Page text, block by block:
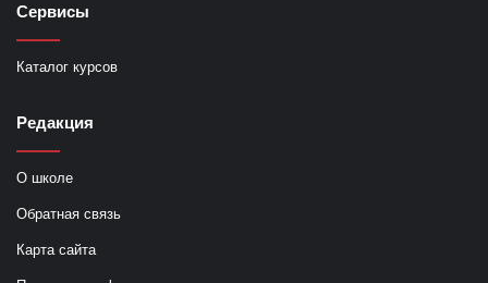
Сервисы
Каталог курсов
Редакция
О школе
Обратная связь
Карта сайта